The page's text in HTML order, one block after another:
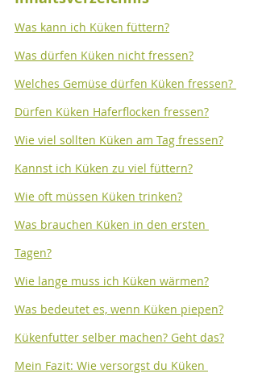
Was kann ich Küken füttern?
Was dürfen Küken nicht fressen?
Welches Gemüse dürfen Küken fressen?
Dürfen Küken Haferflocken fressen?
Wie viel sollten Küken am Tag fressen?
Kannst ich Küken zu viel füttern?
Wie oft müssen Küken trinken?
Was brauchen Küken in den ersten
Tagen?
Wie lange muss ich Küken wärmen?
Was bedeutet es, wenn Küken piepen?
Kükenfutter selber machen? Geht das?
Mein Fazit: Wie versorgst du Küken